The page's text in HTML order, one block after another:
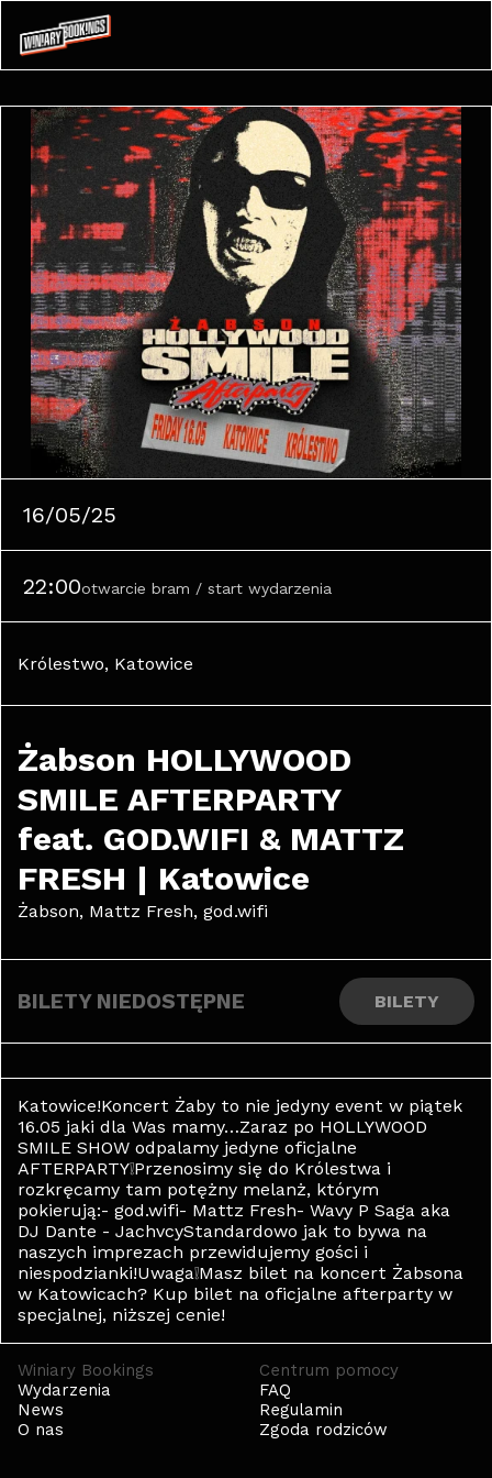
16/05/25
22:00otwarcie bram / start wydarzenia
Królestwo, Katowice
Żabson HOLLYWOOD
SMILE AFTERPARTY
feat. GOD.WIFI & MATTZ
FRESH | Katowice
Żabson, Mattz Fresh, god.wifi
BILETY NIEDOSTĘPNE BILETY
Katowice!Koncert Żaby to nie jedyny event w piątek
16.05 jaki dla Was mamy…Zaraz po HOLLYWOOD
SMILE SHOW odpalamy jedyne oficjalne
AFTERPARTY❕Przenosimy się do Królestwa i
rozkręcamy tam potężny melanż, którym
pokierują:- god.wifi- Mattz Fresh- Wavy P Saga aka
DJ Dante - JachvcyStandardowo jak to bywa na
naszych imprezach przewidujemy gości i
niespodzianki!Uwaga❕Masz bilet na koncert Żabsona
w Katowicach? Kup bilet na oficjalne afterparty w
specjalnej, niższej cenie!
Winiary Bookings
Wydarzenia
News
O nas
Centrum pomocy
FAQ
Regulamin
Zgoda rodziców